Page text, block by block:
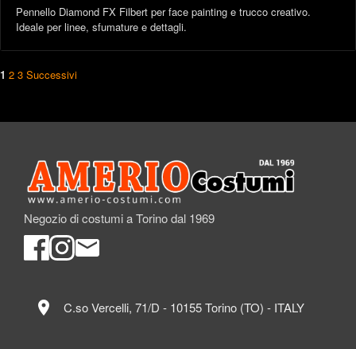
Pennello Diamond FX Filbert per face painting e trucco creativo.
Ideale per linee, sfumature e dettagli.
1 2 3 Successivi
Negozio di costumi a Torino dal 1969
location_on C.so Vercelli, 71/D - 10155 Torino (TO) - ITALY